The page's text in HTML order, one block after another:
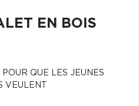
EN BOIS
QUE LES JEUNES
VEULENT